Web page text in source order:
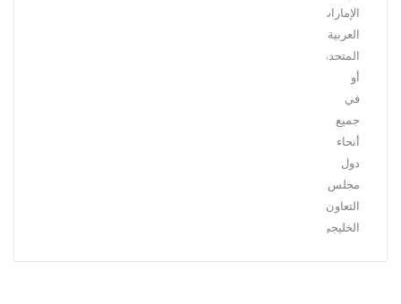
الإمارات
العربية
المتحدة
أو
في
جميع
أنحاء
دول
مجلس
التعاون
الخليجي.